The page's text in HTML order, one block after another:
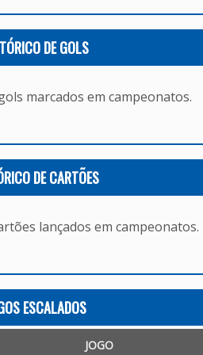
DE GOLS
marcados em campeonatos.
DE CARTÕES
lançados em campeonatos.
ESCALADOS
JOGO